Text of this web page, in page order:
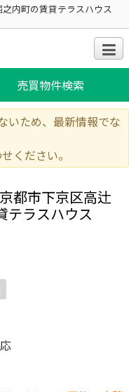
内町の賃貸テラスハウス
売買物件検索
いため、最新情報でな
ください。
京都市下京区高辻
テラスハウス